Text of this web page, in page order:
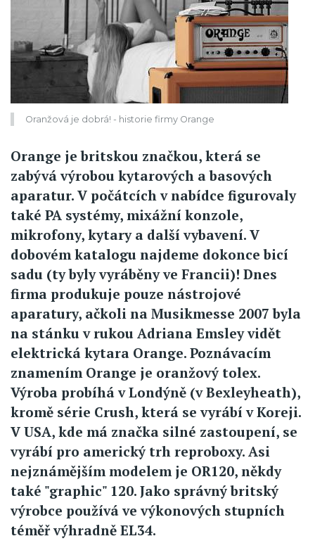
Oranžová je dobrá! - historie firmy Orange
Orange je britskou značkou, která se
zabývá výrobou kytarových a basových
aparatur. V počátcích v nabídce figurovaly
také PA systémy, mixážní konzole,
mikrofony, kytary a další vybavení. V
dobovém katalogu najdeme dokonce bicí
sadu (ty byly vyráběny ve Francii)! Dnes
firma produkuje pouze nástrojové
aparatury, ačkoli na Musikmesse 2007 byla
na stánku v rukou Adriana Emsley vidět
elektrická kytara Orange. Poznávacím
znamením Orange je oranžový tolex.
Výroba probíhá v Londýně (v Bexleyheath),
kromě série Crush, která se vyrábí v Koreji.
V USA, kde má značka silné zastoupení, se
vyrábí pro americký trh reproboxy. Asi
nejznámějším modelem je OR120, někdy
také "graphic" 120. Jako správný britský
výrobce používá ve výkonových stupních
téměř výhradně EL34.